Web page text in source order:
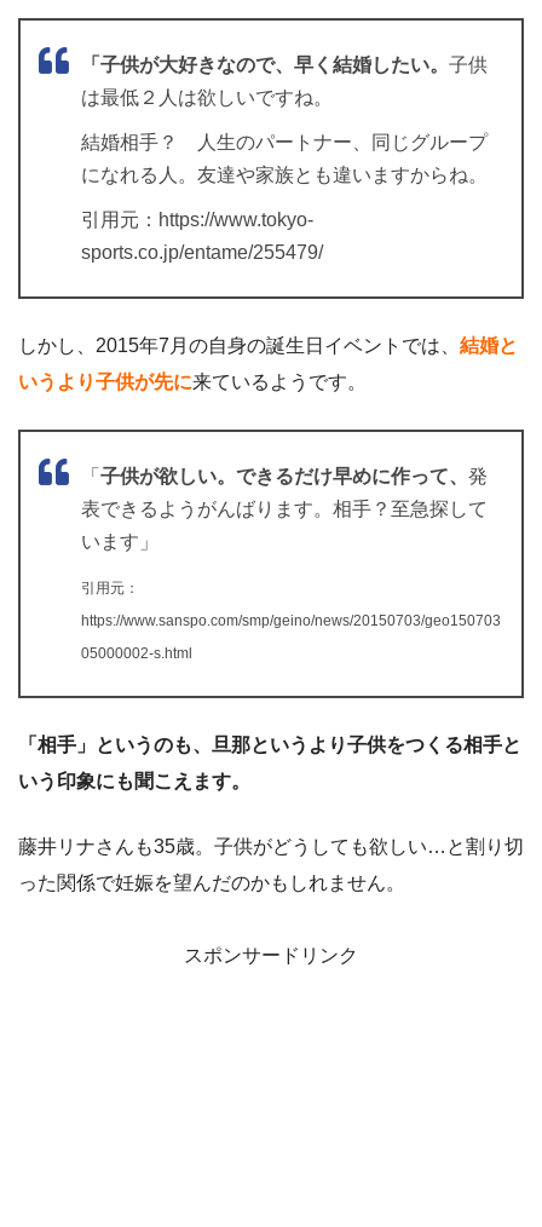
「子供が大好きなので、早く結婚したい。 子供
は最低２人は欲しいですね。
結婚相手？ 人生のパートナー、同じグループ
になれる人。友達や家族とも違いますからね。
引用元：https://www.tokyo-
sports.co.jp/entame/255479/
しかし、2015年7月の自身の誕生日イベントでは、 結婚と
いうより子供が先に来ているようです。
「 子供が欲しい。できるだけ早めに作って、 発
表できるようがんばります。相手？至急探して
います」
引用元：
https://www.sanspo.com/smp/geino/news/20150703/geo150703
05000002-s.html
「相手」というのも、旦那というより子供をつくる相手と
いう印象にも聞こえます。
藤井リナさんも35歳。子供がどうしても欲しい…と割り切
った関係で妊娠を望んだのかもしれません。
スポンサードリンク